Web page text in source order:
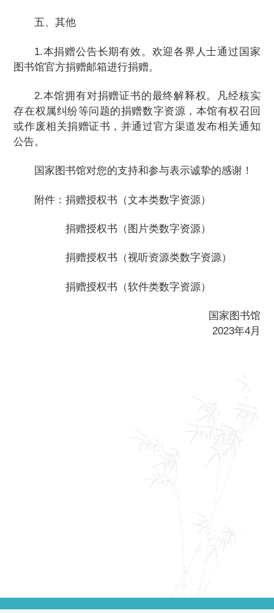
五、其他
1.本捐赠公告长期有效。欢迎各界人士通过国家
图书馆官方捐赠邮箱进行捐赠。
2.本馆拥有对捐赠证书的最终解释权。凡经核实
存在权属纠纷等问题的捐赠数字资源，本馆有权召回
或作废相关捐赠证书，并通过官方渠道发布相关通知
公告。
国家图书馆对您的支持和参与表示诚挚的感谢！
附件： 捐赠授权书（文本类数字资源）
捐赠授权书（图片类数字资源）
捐赠授权书（视听资源类数字资源）
捐赠授权书（软件类数字资源）
国家图书馆
2023年4月